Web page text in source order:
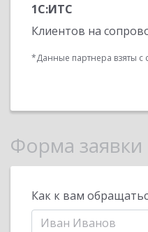
1С:ИТС
Клиентов на
*Данные партнера взяты с
Форма заявки
Как к вам